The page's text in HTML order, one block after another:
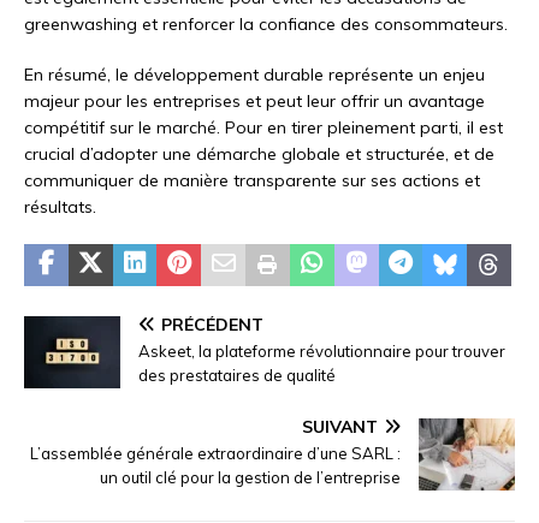
greenwashing et renforcer la confiance des consommateurs.
En résumé, le développement durable représente un enjeu
majeur pour les entreprises et peut leur offrir un avantage
compétitif sur le marché. Pour en tirer pleinement parti, il est
crucial d’adopter une démarche globale et structurée, et de
communiquer de manière transparente sur ses actions et
résultats.
PRÉCÉDENT
Askeet, la plateforme révolutionnaire pour trouver
des prestataires de qualité
SUIVANT
L’assemblée générale extraordinaire d’une SARL :
un outil clé pour la gestion de l’entreprise